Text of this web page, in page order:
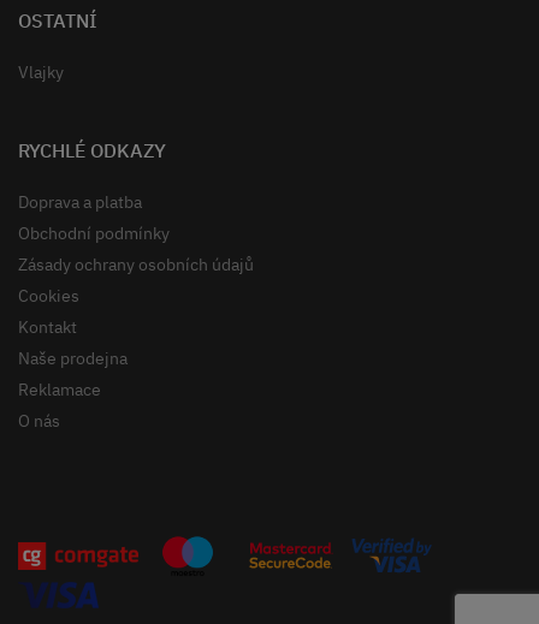
OSTATNÍ
Vlajky
RYCHLÉ ODKAZY
Doprava a platba
Obchodní podmínky
Zásady ochrany osobních údajů
Cookies
Kontakt
Naše prodejna
Reklamace
O nás